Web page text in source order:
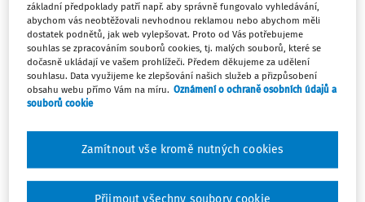
Daň z přidané hodnoty
Rozhodnutím se promíjí plátcům DPH uvedeným v
rozhodnutí úrok z prodlení vzniklý na dani z přidané
hodnoty a dále je všem plátcům DPH prominuta v období
od 1. 10. 2020 do 31. 12. 2020 daň z přidané hodnoty za
bezúplatné dodání vyjmenovaného zboží a za bezúplatné
dodání zboží nebo poskytnutí služby vybraným subjektům -
viz dále.
základní předpoklady patří např. aby správně fungovalo vyhledávání,
abychom vás neobtěžovali nevhodnou reklamou nebo abychom měli
dostatek podnětů, jak web vylepšovat. Proto od Vás potřebujeme
souhlas se zpracováním souborů cookies, tj. malých souborů, které se
dočasně ukládají ve vašem prohlížeči. Předem děkujeme za udělení
souhlasu. Data využijeme ke zlepšování našich služeb a přizpůsobení
obsahu webu přímo Vám na míru. Oznámení o ochraně osobních údajů a
souborů cookie
Zamítnout vše kromě nutných cookies
Přijmout všechny soubory cookie